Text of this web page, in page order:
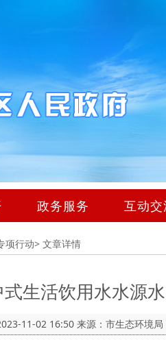
政务服务 互动交
项行动> 文章详情
生活饮用水水源
11-02 16:50 来源：市生态环